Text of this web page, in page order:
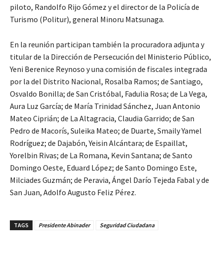
piloto, Randolfo Rijo Gómez y el director de la Policía de
Turismo (Politur), general Minoru Matsunaga.
En la reunión participan también la procuradora adjunta y
titular de la Dirección de Persecución del Ministerio Público,
Yeni Berenice Reynoso y una comisión de fiscales integrada
por la del Distrito Nacional, Rosalba Ramos; de Santiago,
Osvaldo Bonilla; de San Cristóbal, Fadulia Rosa; de La Vega,
Aura Luz García; de María Trinidad Sánchez, Juan Antonio
Mateo Ciprián; de La Altagracia, Claudia Garrido; de San
Pedro de Macorís, Suleika Mateo; de Duarte, Smaily Yamel
Rodríguez; de Dajabón, Yeisin Alcántara; de Espaillat,
Yorelbin Rivas; de La Romana, Kevin Santana; de Santo
Domingo Oeste, Eduard López; de Santo Domingo Este,
Milciades Guzmán; de Peravia, Ángel Darío Tejeda Fabal y de
San Juan, Adolfo Augusto Feliz Pérez.
TAGS Presidente Abinader Seguridad Ciudadana